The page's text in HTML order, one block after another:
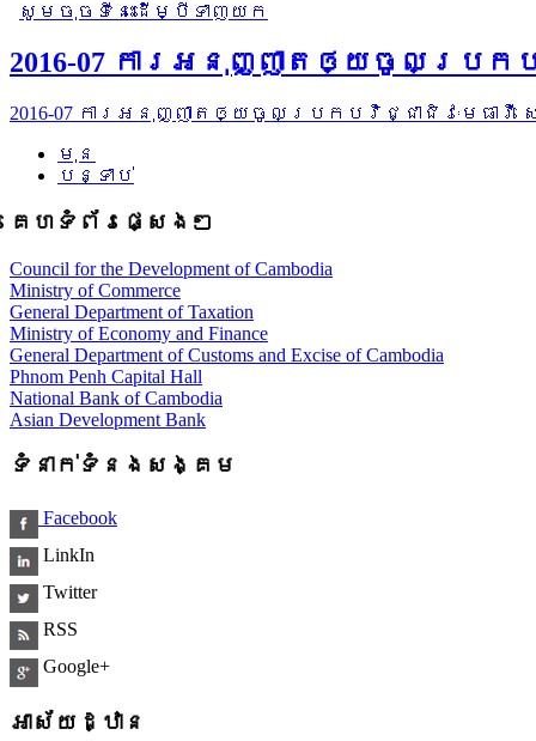
សូមចុចទីនេះដើម្បីទាញយក
2016-07 ការអនុញ្ញាតឲ្យចូលប្រក
2016-07 ការអនុញ្ញាតឲ្យចូលប្រកបវិជ្ជាជិវៈមេធា
មុន
បន្ទាប់
គេហទំព័រផ្សេងៗ
Council for the Development of Cambodia
Ministry of Commerce
General Department of Taxation
Ministry of Economy and Finance
General Department of Customs and Excise of Cambodia
Phnom Penh Capital Hall
National Bank of Cambodia
Asian Development Bank
ទំនាក់ទំនងសង្គម
Facebook
LinkIn
Twitter
RSS
Google+
អាស័យដ្ឋាន